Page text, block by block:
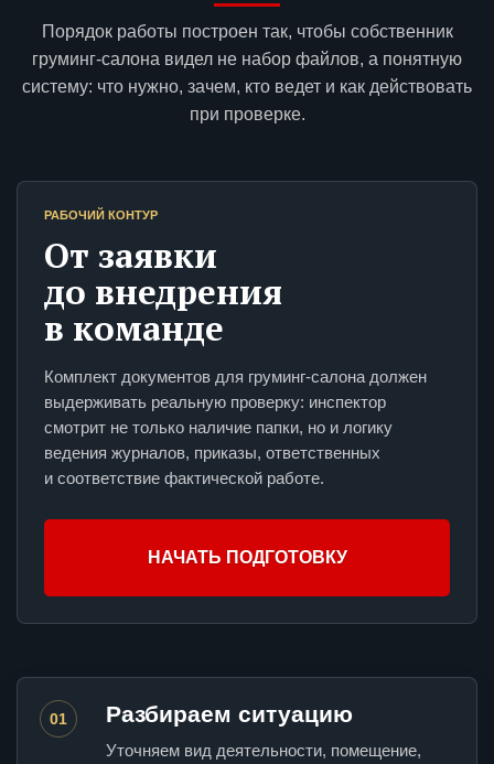
Порядок работы построен так, чтобы собственник
груминг-салона видел не набор файлов, а понятную
систему: что нужно, зачем, кто ведет и как действовать
при проверке.
РАБОЧИЙ КОНТУР
От заявки
до внедрения
в команде
Комплект документов для груминг-салона должен
выдерживать реальную проверку: инспектор
смотрит не только наличие папки, но и логику
ведения журналов, приказы, ответственных
и соответствие фактической работе.
НАЧАТЬ ПОДГОТОВКУ
01 Разбираем ситуацию
Уточняем вид деятельности, помещение,